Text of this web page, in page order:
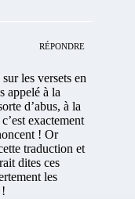
RÉPONDRE
les versets en
appelé à la
d’abus, à la
exactement
! Or
traduction et
dites ces
les